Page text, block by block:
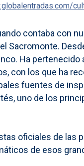
contaba con
Sacromonte.
Ha pertenecido
con los que ha
fuentes de
uno de los
oficiales de
de esos